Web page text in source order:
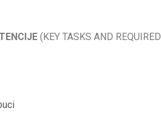
(KEY TASKS AND